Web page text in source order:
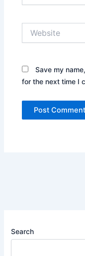
Save my
for the next time I
Search